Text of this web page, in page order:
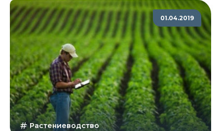
01.04.2019
Растениеводство